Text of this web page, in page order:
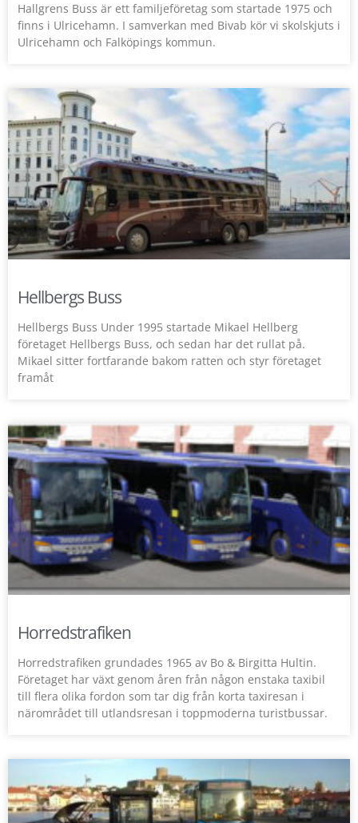
Hallgrens Buss är ett familjeföretag som startade 1975 och
finns i Ulricehamn. I samverkan med Bivab kör vi skolskjuts i
Ulricehamn och Falköpings kommun.
Hellbergs Buss
Hellbergs Buss Under 1995 startade Mikael Hellberg
företaget Hellbergs Buss, och sedan har det rullat på.
Mikael sitter fortfarande bakom ratten och styr företaget
framåt
Horredstrafiken
Horredstrafiken grundades 1965 av Bo & Birgitta Hultin.
Företaget har växt genom åren från någon enstaka taxibil
till flera olika fordon som tar dig från korta taxiresan i
närområdet till utlandsresan i toppmoderna turistbussar.